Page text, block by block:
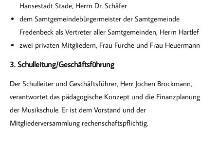
Hansestadt Stade, Herrn Dr. Schäfer
dem Samtgemeindebürgermeister der Samtgemeinde
Fredenbeck als Vertreter aller Samtgemeinden, Herrn Hartlef
zwei privaten Mitgliedern, Frau Furche und Frau Heuermann
3. Schulleitung/Geschäftsführung
Der Schulleiter und Geschäftsführer, Herr Jochen Brockmann,
verantwortet das pädagogische Konzept und die Finanzplanung
der Musikschule. Er ist dem Vorstand und der
Mitgliederversammlung rechenschaftspflichtig.